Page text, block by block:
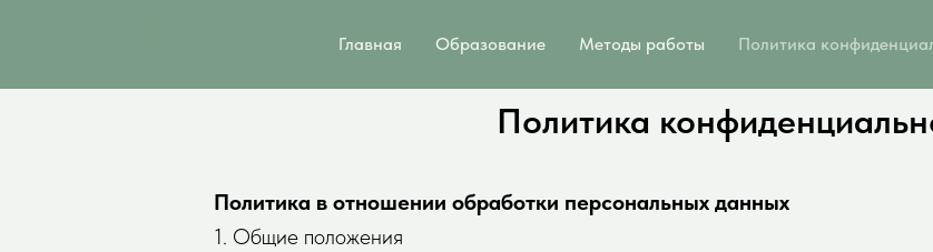
Главная Образование Методы работы Политика
Политика
Политика в отношении обработки персональных данных
1. Общие положения